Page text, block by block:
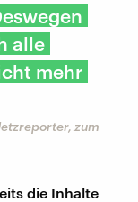
alle
mehr
zum
die Inhalte